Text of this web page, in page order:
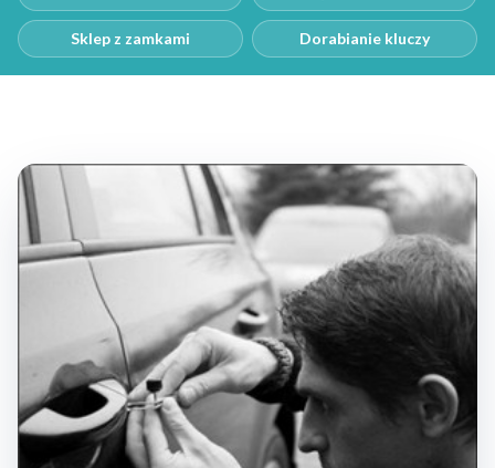
Sklep z zamkami Dorabianie kluczy